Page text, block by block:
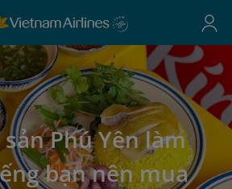
Phú Yên làm
bạn nên mua